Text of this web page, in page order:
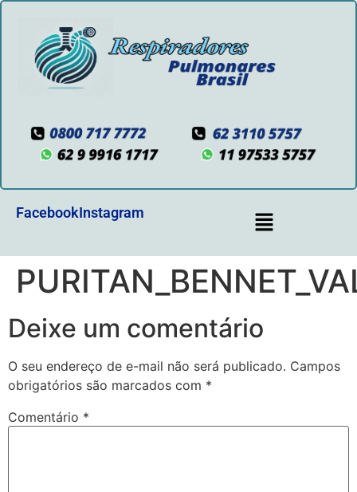
FacebookInstagram
Deixe um comentário
O seu endereço de e-mail não será publicado. Campos
obrigatórios são marcados com *
Comentário *